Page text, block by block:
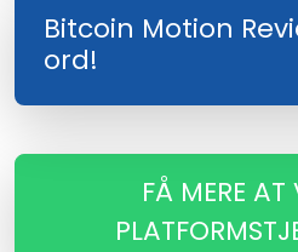
Bitcoin Motion
ord!
FÅ MERE